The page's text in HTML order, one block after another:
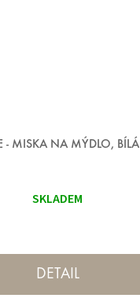
- MISKA NA MÝDLO, BÍLÁ
SKLADEM
DETAIL